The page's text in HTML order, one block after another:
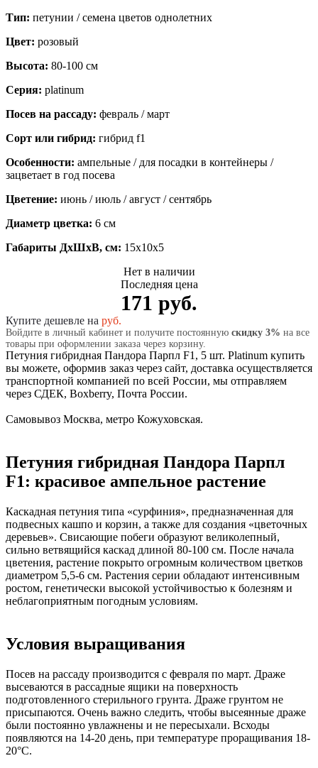
Тип: петунии / семена цветов однолетних
Цвет: розовый
Высота: 80-100 см
Серия: platinum
Посев на рассаду: февраль / март
Сорт или гибрид: гибрид f1
Особенности: ампельные / для посадки в контейнеры /
зацветает в год посева
Цветение: июнь / июль / август / сентябрь
Диаметр цветка: 6 см
Габариты ДхШхВ, см: 15x10x5
Нет в наличии
Последняя цена
171 руб.
Купите дешевле на руб.
Войдите в личный кабинет и получите постоянную скидку 3% на все
товары при оформлении заказа через корзину.
Петуния гибридная Пандора Парпл F1, 5 шт. Platinum купить
вы можете, оформив заказ через сайт, доставка осуществляется
транспортной компанией по всей России, мы отправляем
через СДЕК, Boxberry, Почта России.
Самовывоз Москва, метро Кожуховская.
Петуния гибридная Пандора Парпл
F1: красивое ампельное растение
Каскадная петуния типа «сурфиния», предназначенная для
подвесных кашпо и корзин, а также для создания «цветочных
деревьев». Свисающие побеги образуют великолепный,
сильно ветвящийся каскад длиной 80-100 см. После начала
цветения, растение покрыто огромным количеством цветков
диаметром 5,5-6 см. Растения серии обладают интенсивным
ростом, генетически высокой устойчивостью к болезням и
неблагоприятным погодным условиям.
Условия выращивания
Посев на рассаду производится с февраля по март. Драже
высеваются в рассадные ящики на поверхность
подготовленного стерильного грунта. Драже грунтом не
присыпаются. Очень важно следить, чтобы высеянные драже
были постоянно увлажнены и не пересыхали. Всходы
появляются на 14-20 день, при температуре проращивания 18-
20°С.